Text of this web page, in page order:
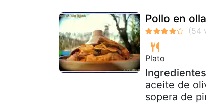
Pollo en
Plato
Ingredientes
aceite de
sopera de